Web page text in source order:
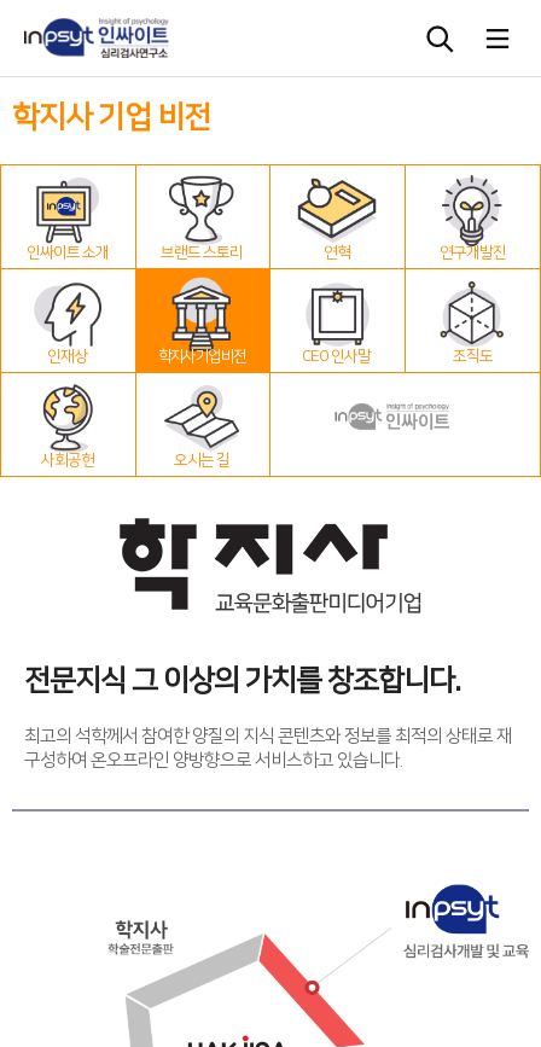
심리검사
상담도구
교육 워크숍
단체검사
학지사 기업 비전
인싸이트 소개 브랜드 스토리 연혁 연구개발진
인재상 학지사 기업 비전 CEO 인사말 조직도
사회공헌 오시는 길
전문지식 그 이상의 가치를 창조합니다.
최고의 석학께서 참여한 양질의 지식 콘텐츠와 정보를 최적의 상태로 재
구성하여 온오프라인 양방향으로 서비스하고 있습니다.